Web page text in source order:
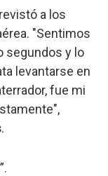
a los
"Sentimos
segundos y lo
levantarse en
fue mi
.